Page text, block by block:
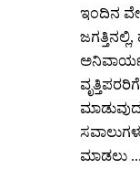
ಇಂದಿನ
ಜಗತ್ತಿನಲ್ಲಿ,
ಮಾಡಲು ...